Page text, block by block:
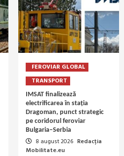
FEROVIAR GLOBAL
TRANSPORT
IMSAT finalizează
electrificarea în stația
Dragoman, punct strategic
pe coridorul feroviar
Bulgaria–Serbia
8 august 2026 Redacția
Mobilitate.eu